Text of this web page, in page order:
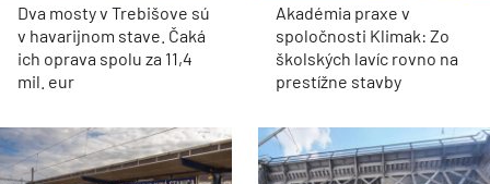
Dva mosty v Trebišove sú
v havarijnom stave. Čaká
ich oprava spolu za 11,4
mil. eur
Akadémia praxe v
spoločnosti Klimak: Zo
školských lavíc rovno na
prestížne stavby